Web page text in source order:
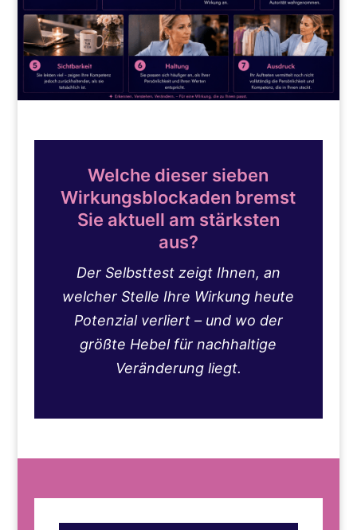
Welche dieser sieben
Wirkungsblockaden bremst
Sie aktuell am stärksten
aus?
Der Selbsttest zeigt Ihnen, an
welcher Stelle Ihre Wirkung heute
Potenzial verliert – und wo der
größte Hebel für nachhaltige
Veränderung liegt.